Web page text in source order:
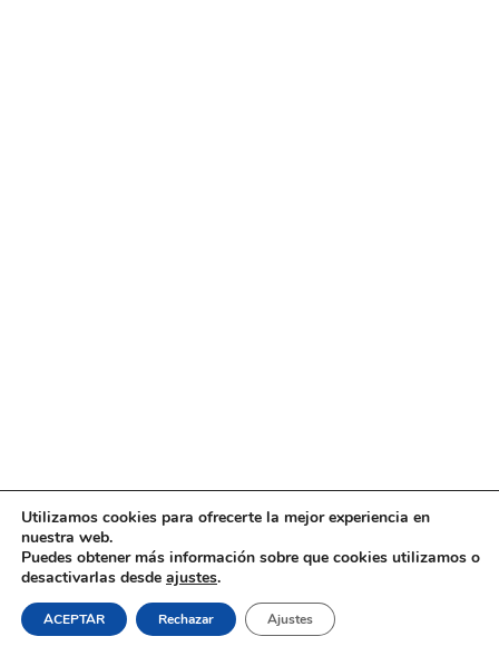
Utilizamos cookies para ofrecerte la mejor experiencia en
nuestra web.
Puedes obtener más información sobre que cookies utilizamos o
desactivarlas desde ajustes.
ACEPTAR Rechazar Ajustes